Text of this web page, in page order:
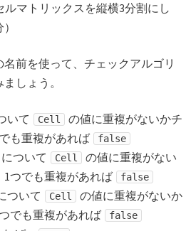
ルマトリックスを縦横3分割にし
前を使って、チェックアルゴリ
しょう。
いて Cell
の値に重複がないかチ
も重複があれば
false
について Cell
の値に重複がない
つでも重複があれば
false
ついて Cell
の値に重複がないか
でも重複があれば
false